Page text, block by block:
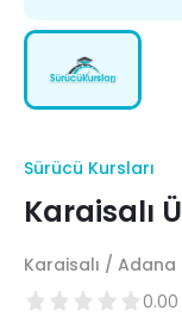
Sürücü Kursları
Karaisalı
Karaisalı / Adana
0.00